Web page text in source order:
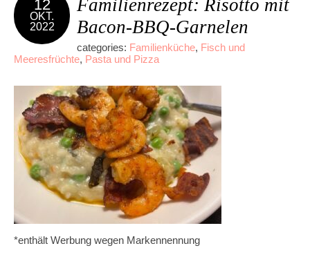
12
OKT.
2022
Familienrezept: Risotto mit
Bacon-BBQ-Garnelen
categories: Familienküche, Fisch und
Meeresfrüchte, Pasta und Pizza
*enthält Werbung wegen Markennennung